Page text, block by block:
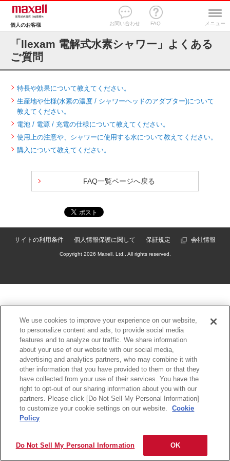
個人のお客様 お問い合わせ FAQ メニュー
「llexam 電解式水素シャワー」よくある
ご質問
特長や効果について教えてください。
生産地や仕様(水素の濃度 / シャワーヘッドのアダプター)について
教えてください。
電池 / 電源 / 充電の仕様について教えてください。
使用上の注意や、シャワーに使用する水について教えてください。
購入について教えてください。
FAQ一覧ページへ戻る
サイトの利用条件 個人情報保護に関して 保証規定 会社情報
Copyright 2026 Maxell, Ltd., All rights reserved.
We use cookies to improve your experience on our website,
to personalize content and ads, to provide social media
features and to analyze our traffic. We share information
about your use of our website with our social media,
advertising and analytics partners, who may combine it with
other information that you have provided to them or that they
have collected from your use of their services. You have the
right to opt-out of our sharing information about you with our
partners. Please click [Do Not Sell My Personal Information]
to customize your cookie settings on our website.
Cookie
Policy
Do Not Sell My Personal Information OK